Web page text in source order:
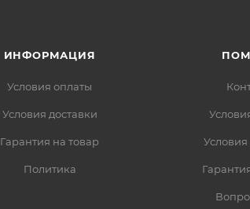
ИНФОРМАЦИЯ
Условия оплаты
Условия доставки
Гарантия на товар
Политика
Условия